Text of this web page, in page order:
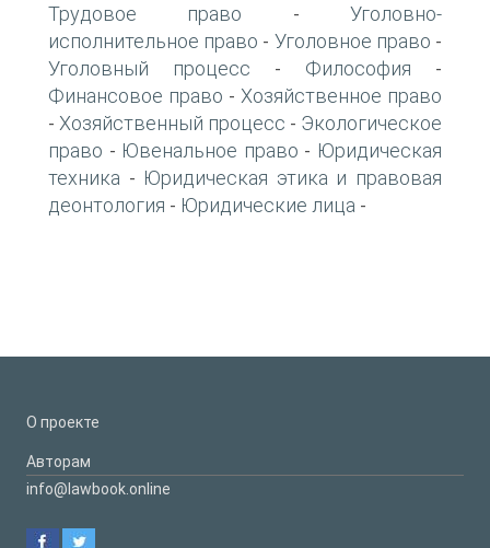
Трудовое право -Уголовно-
исполнительное право - Уголовное право -
Уголовный процесс - Философия -
Финансовое право - Хозяйственное право
- Хозяйственный процесс - Экологическое
право - Ювенальное право - Юридическая
техника - Юридическая этика и правовая
деонтология - Юридические лица -
О проекте
Авторам
info@lawbook.online